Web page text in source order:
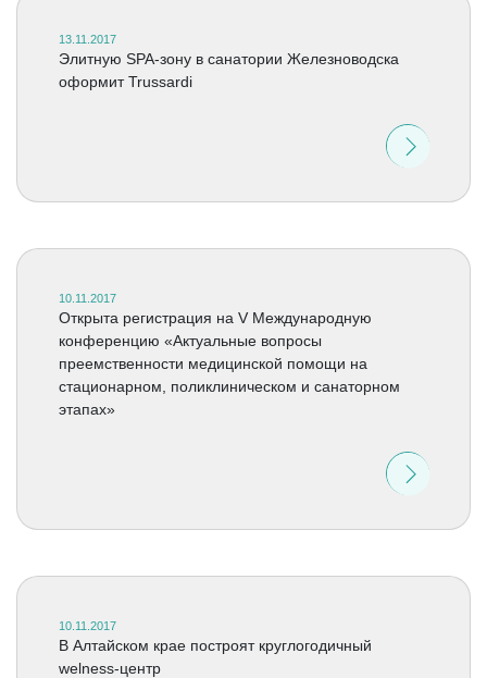
13.11.2017
Элитную SPA-зону в санатории Железноводска
оформит Trussardi
10.11.2017
Открыта регистрация на V Международную
конференцию «Актуальные вопросы
преемственности медицинской помощи на
стационарном, поликлиническом и санаторном
этапах»
10.11.2017
В Алтайском крае построят круглогодичный
welness-центр